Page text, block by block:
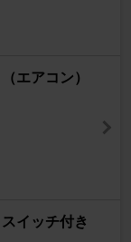
エアコン）
イッチ付き